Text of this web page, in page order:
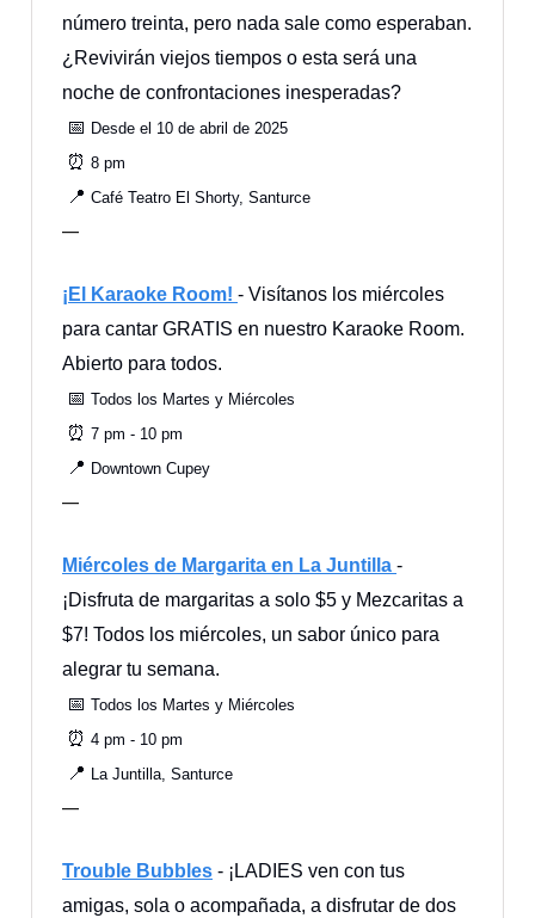
número treinta, pero nada sale como esperaban.
¿Revivirán viejos tiempos o esta será una
noche de confrontaciones inesperadas?
📅 Desde el 10 de abril de 2025
⏰ 8 pm
📍 Café Teatro El Shorty, Santurce
—
¡El Karaoke Room! - Visítanos los miércoles
para cantar GRATIS en nuestro Karaoke Room.
Abierto para todos.
📅 Todos los Martes y Miércoles
⏰ 7 pm - 10 pm
📍 Downtown Cupey
—
Miércoles de Margarita en La Juntilla -
¡Disfruta de margaritas a solo $5 y Mezcaritas a
$7! Todos los miércoles, un sabor único para
alegrar tu semana.
📅 Todos los Martes y Miércoles
⏰ 4 pm - 10 pm
📍 La Juntilla, Santurce
—
Trouble Bubbles - ¡LADIES ven con tus
amigas, sola o acompañada, a disfrutar de dos